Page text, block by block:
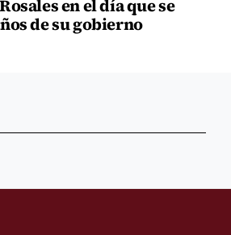
en el día que se
de su gobierno